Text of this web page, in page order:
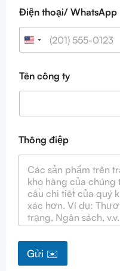
h
Điện thoại/ WhatsApp
Tên công ty
Thông điệp
Gửi ✉️